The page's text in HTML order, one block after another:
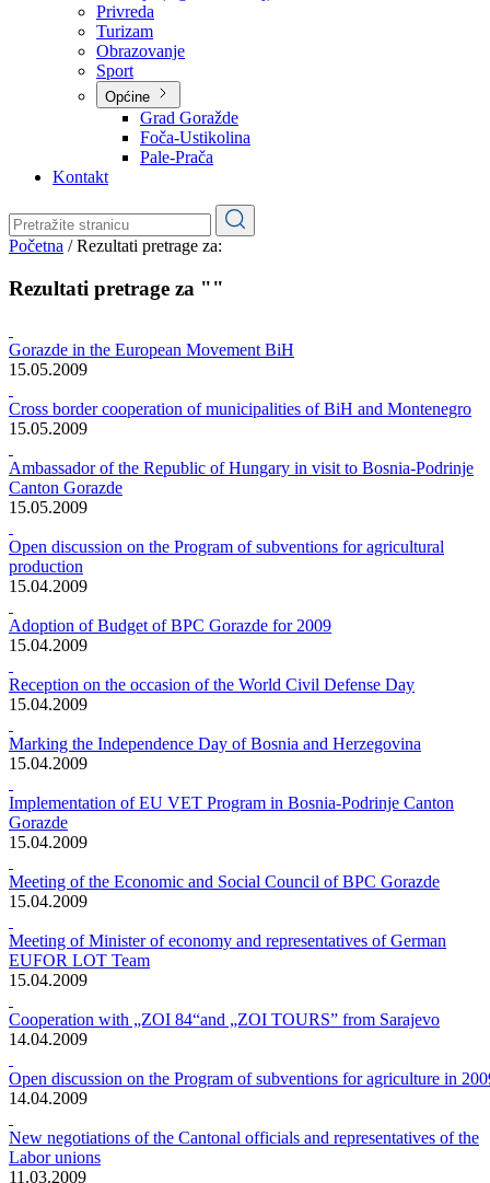
O kantonu
Simboli kantona (Grb, zastava)
Historija (digitalni muzej)
Privreda
Turizam
Obrazovanje
Općine
Pale-Prača
Kontakt
Rezultati pretrage za:
Rezultati pretrage za ""